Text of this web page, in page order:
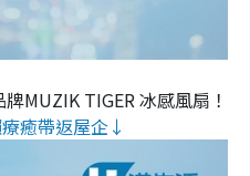
MUZIK TIGER 冰感風扇！
癒帶返屋企↓